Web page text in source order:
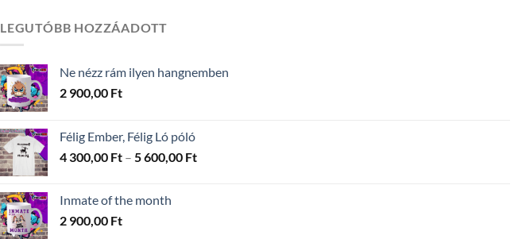
LEGUTÓBB HOZZÁADOTT
Ne nézz rám ilyen hangnemben
2 900,00 Ft
Félig Ember, Félig Ló póló
4 300,00 Ft – 5 600,00 FtÁrtartomány:
Inmate of the month
2 900,00 Ft